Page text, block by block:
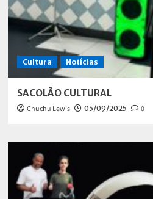
Cultura Notícias
SACOLÃO CULTURAL
Chuchu Lewis 05/09/2025 0